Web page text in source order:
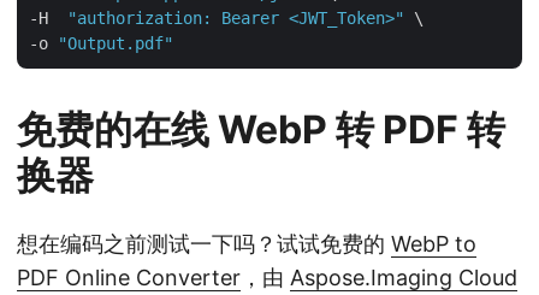
-H
"authorization: Bearer <JWT_Token>"
\
-o
"Output.pdf"
免费的在线 WebP 转 PDF 转
换器
想在编码之前测试一下吗？试试免费的 WebP to
PDF Online Converter ，由 Aspose.Imaging Cloud